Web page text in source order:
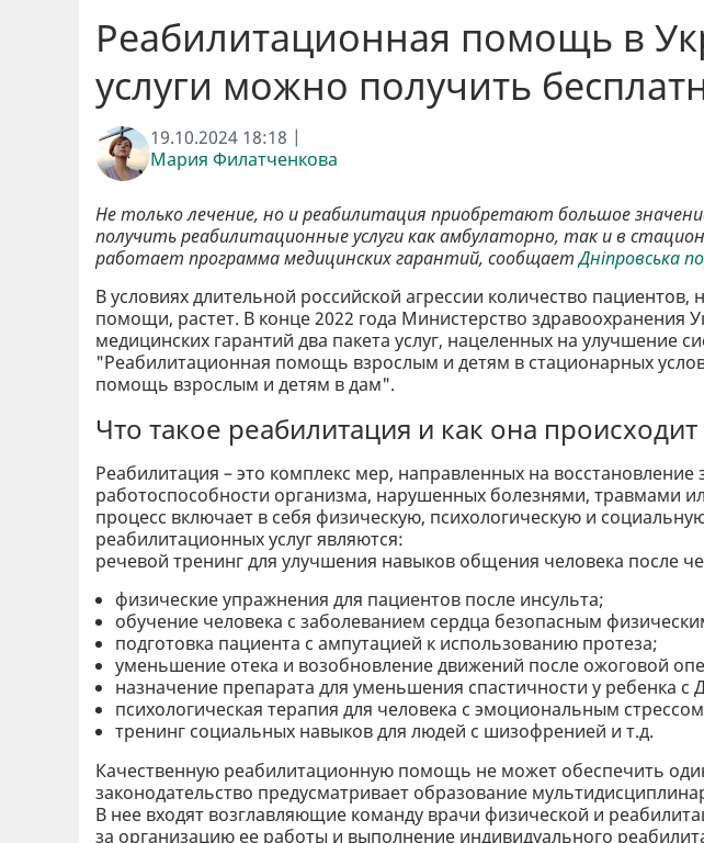
Реабилитационная помощь в
услуги можно получить
19.10.2024 18:18 |
Мария Филатченкова
Не только лечение, но и реабилитация приобретают большое
получить реабилитационные услуги как амбулаторно, так и в
работает программа медицинских гарантий, сообщаетДніпровська
В условиях длительной российской агрессии количество
помощи, растет. В конце 2022 года Министерство здравоохранения
медицинских гарантий два пакета услуг, нацеленных на улучшение
"Реабилитационная помощь взрослым и детям в стационарных
помощь взрослым и детям в дам".
Что такое реабилитация и как она происходит
Реабилитация – это комплекс мер, направленных на
работоспособности организма, нарушенных болезнями, травмами
процесс включает в себя физическую, психологическую и
реабилитационных услуг являются:
речевой тренинг для улучшения навыков общения человека после
физические упражнения для пациентов после инсульта;
обучение человека с заболеванием сердца безопасным
подготовка пациента с ампутацией к использованию протеза;
уменьшение отека и возобновление движений после ожоговой
назначение препарата для уменьшения спастичности у ребенка с
психологическая терапия для человека с эмоциональным
тренинг социальных навыков для людей с шизофренией и т.д.
Качественную реабилитационную помощь не может обеспечить
законодательство предусматривает образование
В нее входят возглавляющие команду врачи физической и
за организацию ее работы и выполнение индивидуального